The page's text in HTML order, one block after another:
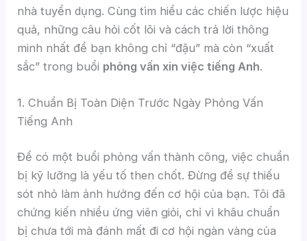
nhà tuyển dụng. Cùng tìm hiểu các chiến lược hiệu
quả, những câu hỏi cốt lõi và cách trả lời thông
minh nhất để bạn không chỉ “đậu” mà còn “xuất
sắc” trong buổi phỏng vấn xin việc tiếng Anh.
1. Chuẩn Bị Toàn Diện Trước Ngày Phỏng Vấn
Tiếng Anh
Để có một buổi phỏng vấn thành công, việc chuẩn
bị kỹ lưỡng là yếu tố then chốt. Đừng để sự thiếu
sót nhỏ làm ảnh hưởng đến cơ hội của bạn. Tôi đã
chứng kiến nhiều ứng viên giỏi, chỉ vì khâu chuẩn
bị chưa tới mà đánh mất đi cơ hội ngàn vàng của